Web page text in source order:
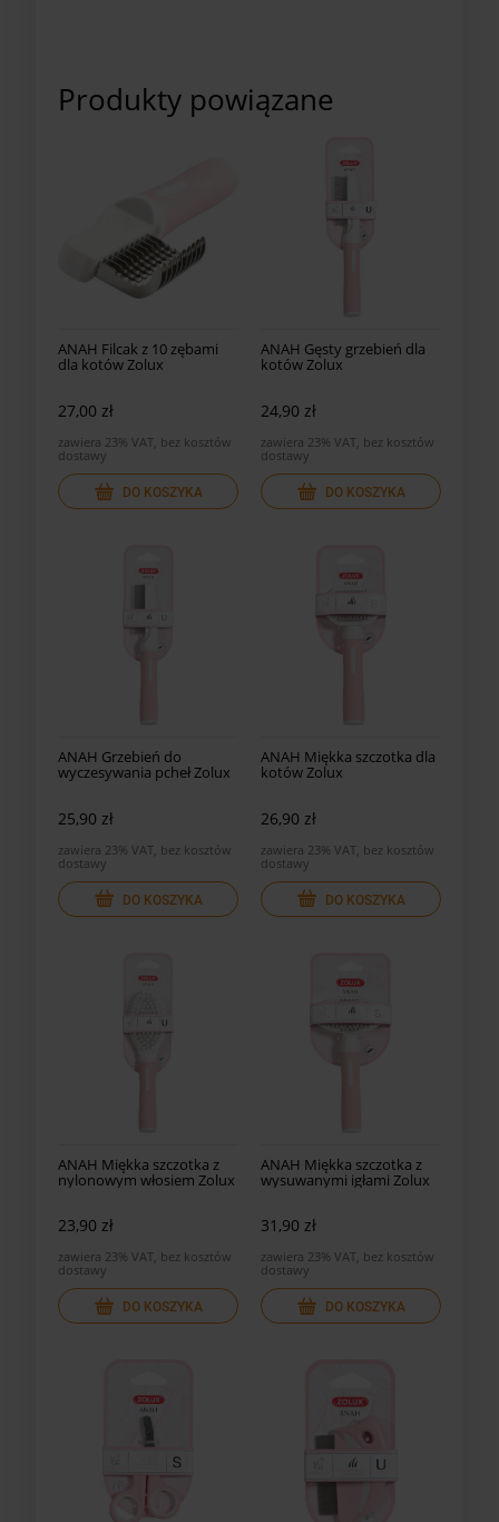
Produkty powiązane
ANAH Filcak z 10 zębami
dla kotów Zolux
27,00 zł
zawiera 23% VAT, bez kosztów
dostawy
DO KOSZYKA
ANAH Gęsty grzebień dla
kotów Zolux
24,90 zł
zawiera 23% VAT, bez kosztów
dostawy
DO KOSZYKA
ANAH Grzebień do
wyczesywania pcheł Zolux
25,90 zł
zawiera 23% VAT, bez kosztów
dostawy
DO KOSZYKA
ANAH Miękka szczotka dla
kotów Zolux
26,90 zł
zawiera 23% VAT, bez kosztów
dostawy
DO KOSZYKA
ANAH Miękka szczotka z
nylonowym włosiem Zolux
23,90 zł
zawiera 23% VAT, bez kosztów
dostawy
DO KOSZYKA
ANAH Miękka szczotka z
wysuwanymi igłami Zolux
31,90 zł
zawiera 23% VAT, bez kosztów
dostawy
DO KOSZYKA